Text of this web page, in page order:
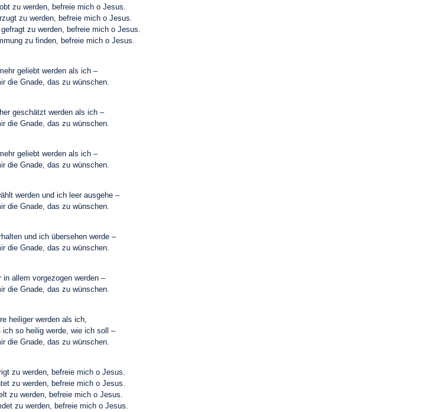
zu werden, befreie mich o Jesus.
zu werden, befreie mich o Jesus.
zu werden, befreie mich o Jesus.
zu finden, befreie mich o Jesus.
geliebt werden als ich –
die Gnade, das zu wünschen.
geschätzt werden als ich –
die Gnade, das zu wünschen.
geliebt werden als ich –
die Gnade, das zu wünschen.
werden und ich leer ausgehe –
die Gnade, das zu wünschen.
und ich übersehen werde –
die Gnade, das zu wünschen.
in allem vorgezogen werden –
die Gnade, das zu wünschen.
heiliger werden als ich,
so heilig werde, wie ich soll –
die Gnade, das zu wünschen.
zu werden, befreie mich o Jesus.
zu werden, befreie mich o Jesus.
zu werden, befreie mich o Jesus.
zu werden, befreie mich o Jesus.